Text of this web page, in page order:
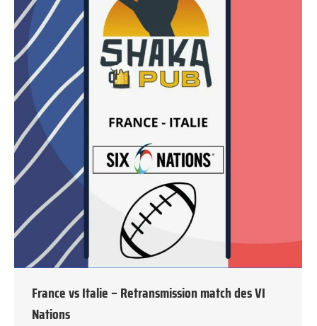
France vs Italie – Retransmission match des VI
Nations